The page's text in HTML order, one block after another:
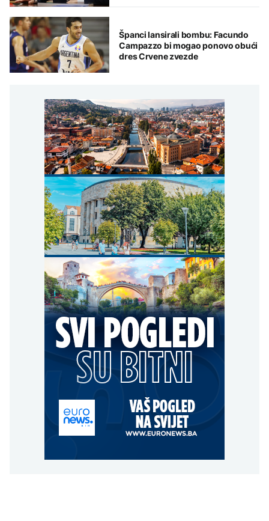
Španci lansirali bombu: Facundo
Campazzo bi mogao ponovo obući
dres Crvene zvezde